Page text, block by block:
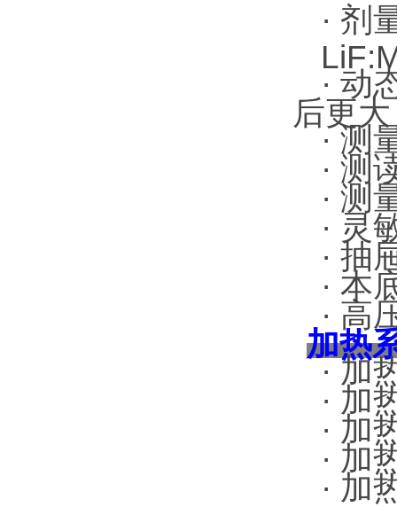
· 剂
· 动
后更大
·测
· 测
· 测
· 灵
· 抽
· 本
· 高
加热
·加
· 加
· 加
· 加
· 加